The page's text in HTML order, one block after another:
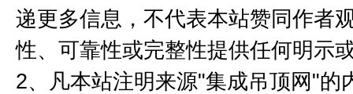
递更多信息，不代表本站赞同作者
性、可靠性或完整性提供任何明示
2、凡本站注明来源"集成吊顶网"的